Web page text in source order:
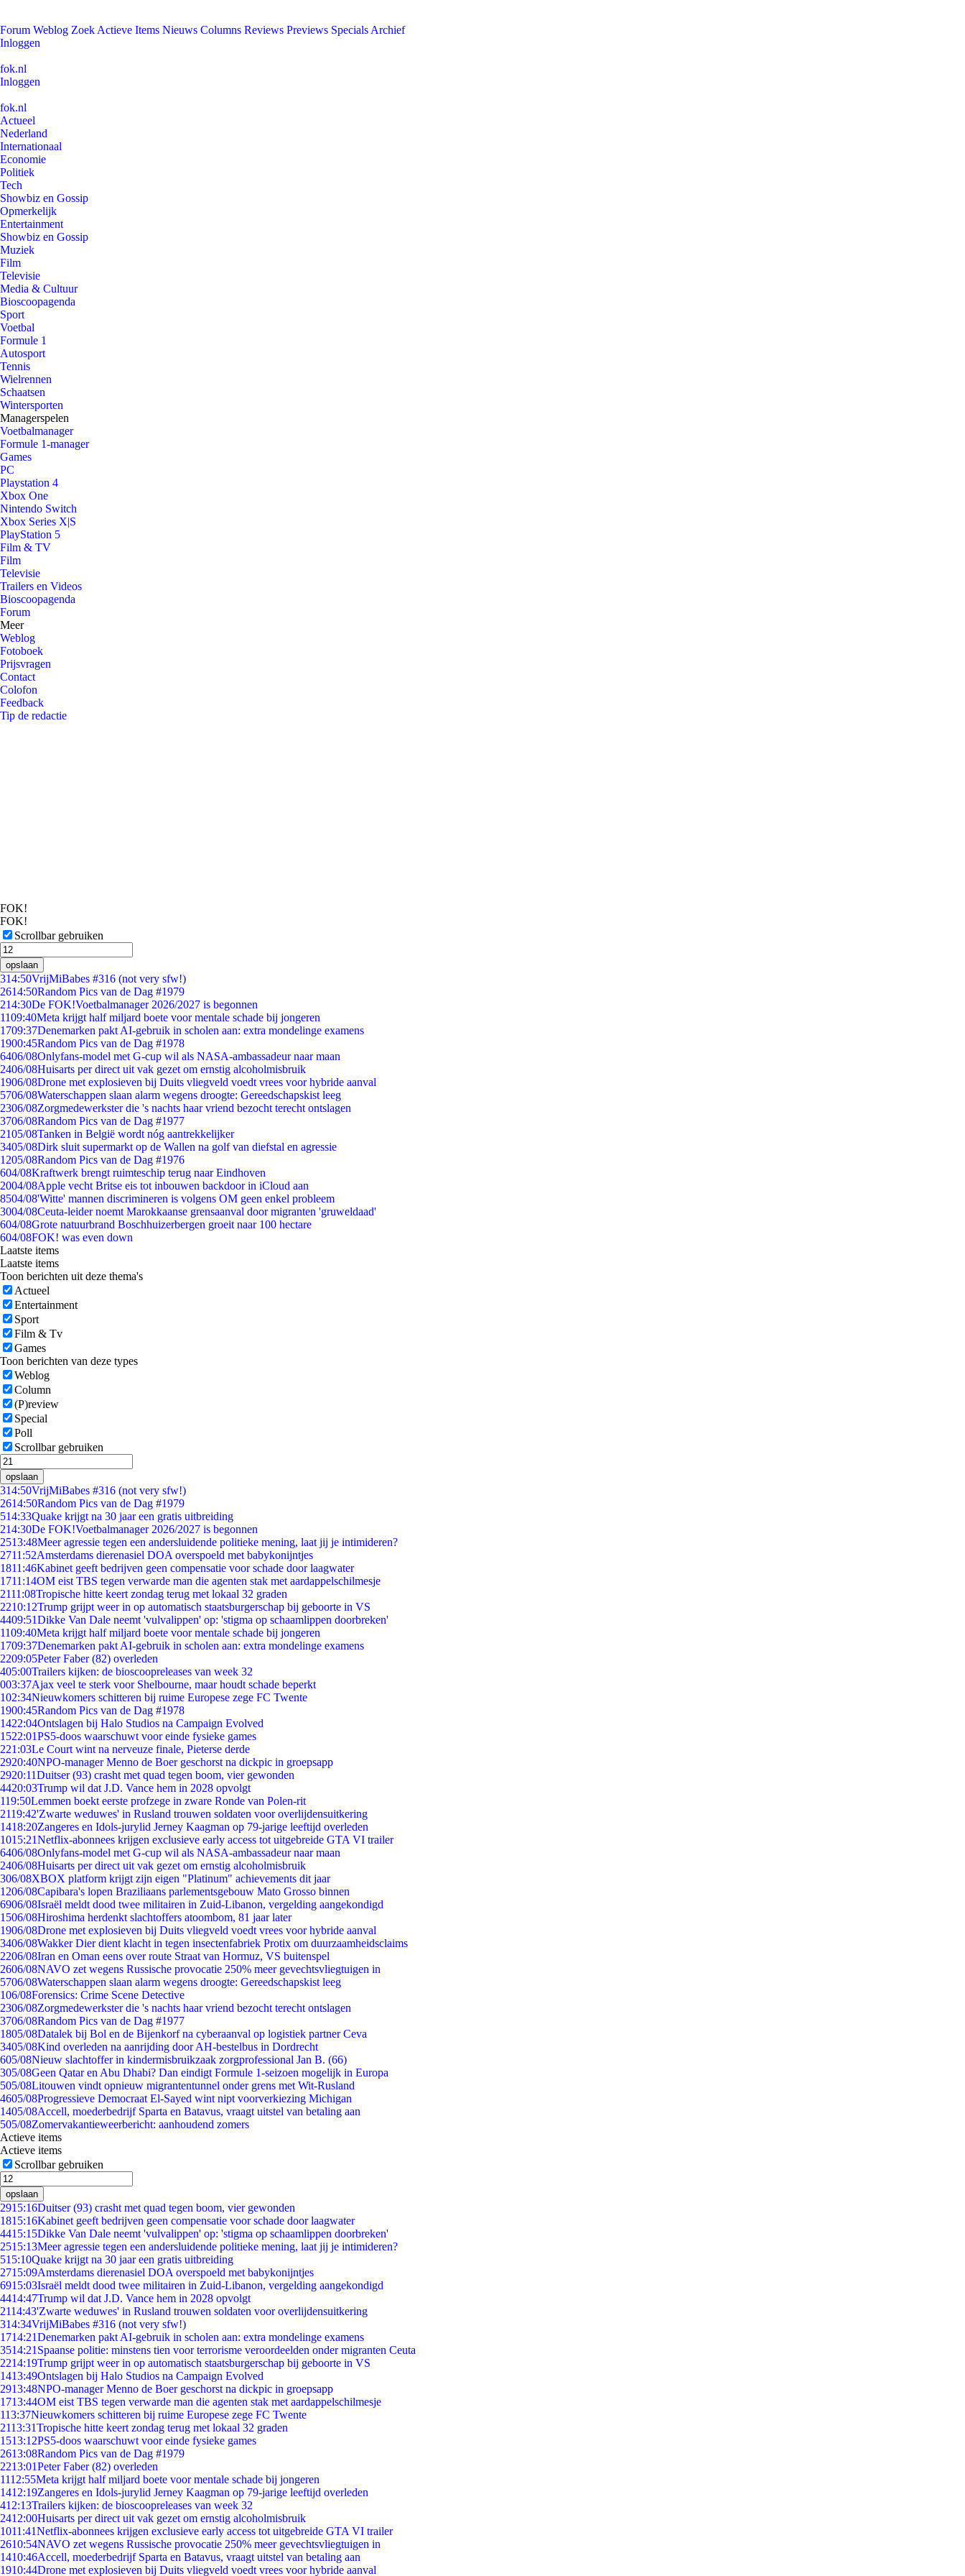
Forum Weblog Zoek Actieve Items Nieuws Columns Reviews Previews Specials Archief
Inloggen
fok.nl
Inloggen
fok.nl
Actueel
Nederland
Internationaal
Economie
Politiek
Tech
Showbiz en Gossip
Opmerkelijk
Entertainment
Showbiz en Gossip
Muziek
Film
Televisie
Media & Cultuur
Bioscoopagenda
Sport
Voetbal
Formule 1
Autosport
Tennis
Wielrennen
Schaatsen
Wintersporten
Managerspelen
Voetbalmanager
Formule 1-manager
Games
PC
Playstation 4
Xbox One
Nintendo Switch
Xbox Series X|S
PlayStation 5
Film & TV
Film
Televisie
Trailers en Videos
Bioscoopagenda
Forum
Meer
Weblog
Fotoboek
Prijsvragen
Contact
Colofon
Feedback
Tip de redactie
FOK!
FOK!
Scrollbar gebruiken
opslaan
314:50VrijMiBabes #316 (not very sfw!)
2614:50Random Pics van de Dag #1979
214:30De FOK!Voetbalmanager 2026/2027 is begonnen
1109:40Meta krijgt half miljard boete voor mentale schade bij jongeren
1709:37Denemarken pakt AI-gebruik in scholen aan: extra mondelinge examens
1900:45Random Pics van de Dag #1978
6406/08Onlyfans-model met G-cup wil als NASA-ambassadeur naar maan
2406/08Huisarts per direct uit vak gezet om ernstig alcoholmisbruik
1906/08Drone met explosieven bij Duits vliegveld voedt vrees voor hybride aanval
5706/08Waterschappen slaan alarm wegens droogte: Gereedschapskist leeg
2306/08Zorgmedewerkster die 's nachts haar vriend bezocht terecht ontslagen
3706/08Random Pics van de Dag #1977
2105/08Tanken in België wordt nóg aantrekkelijker
3405/08Dirk sluit supermarkt op de Wallen na golf van diefstal en agressie
1205/08Random Pics van de Dag #1976
604/08Kraftwerk brengt ruimteschip terug naar Eindhoven
2004/08Apple vecht Britse eis tot inbouwen backdoor in iCloud aan
8504/08'Witte' mannen discrimineren is volgens OM geen enkel probleem
3004/08Ceuta-leider noemt Marokkaanse grensaanval door migranten 'gruweldaad'
604/08Grote natuurbrand Boschhuizerbergen groeit naar 100 hectare
604/08FOK! was even down
Laatste items
Laatste items
Toon berichten uit deze thema's
Actueel
Entertainment
Sport
Film & Tv
Games
Toon berichten van deze types
Weblog
Column
(P)review
Special
Poll
Scrollbar gebruiken
opslaan
314:50VrijMiBabes #316 (not very sfw!)
2614:50Random Pics van de Dag #1979
514:33Quake krijgt na 30 jaar een gratis uitbreiding
214:30De FOK!Voetbalmanager 2026/2027 is begonnen
2513:48Meer agressie tegen een andersluidende politieke mening, laat jij je intimideren?
2711:52Amsterdams dierenasiel DOA overspoeld met babykonijntjes
1811:46Kabinet geeft bedrijven geen compensatie voor schade door laagwater
1711:14OM eist TBS tegen verwarde man die agenten stak met aardappelschilmesje
2111:08Tropische hitte keert zondag terug met lokaal 32 graden
2210:12Trump grijpt weer in op automatisch staatsburgerschap bij geboorte in VS
4409:51Dikke Van Dale neemt 'vulvalippen' op: 'stigma op schaamlippen doorbreken'
1109:40Meta krijgt half miljard boete voor mentale schade bij jongeren
1709:37Denemarken pakt AI-gebruik in scholen aan: extra mondelinge examens
2209:05Peter Faber (82) overleden
405:00Trailers kijken: de bioscoopreleases van week 32
003:37Ajax veel te sterk voor Shelbourne, maar houdt schade beperkt
102:34Nieuwkomers schitteren bij ruime Europese zege FC Twente
1900:45Random Pics van de Dag #1978
1422:04Ontslagen bij Halo Studios na Campaign Evolved
1522:01PS5-doos waarschuwt voor einde fysieke games
221:03Le Court wint na nerveuze finale, Pieterse derde
2920:40NPO-manager Menno de Boer geschorst na dickpic in groepsapp
2920:11Duitser (93) crasht met quad tegen boom, vier gewonden
4420:03Trump wil dat J.D. Vance hem in 2028 opvolgt
119:50Lemmen boekt eerste profzege in zware Ronde van Polen-rit
2119:42'Zwarte weduwes' in Rusland trouwen soldaten voor overlijdensuitkering
1418:20Zangeres en Idols-jurylid Jerney Kaagman op 79-jarige leeftijd overleden
1015:21Netflix-abonnees krijgen exclusieve early access tot uitgebreide GTA VI trailer
6406/08Onlyfans-model met G-cup wil als NASA-ambassadeur naar maan
2406/08Huisarts per direct uit vak gezet om ernstig alcoholmisbruik
306/08XBOX platform krijgt zijn eigen "Platinum" achievements dit jaar
1206/08Capibara's lopen Braziliaans parlementsgebouw Mato Grosso binnen
6906/08Israël meldt dood twee militairen in Zuid-Libanon, vergelding aangekondigd
1506/08Hiroshima herdenkt slachtoffers atoombom, 81 jaar later
1906/08Drone met explosieven bij Duits vliegveld voedt vrees voor hybride aanval
3406/08Wakker Dier dient klacht in tegen insectenfabriek Protix om duurzaamheidsclaims
2206/08Iran en Oman eens over route Straat van Hormuz, VS buitenspel
2606/08NAVO zet wegens Russische provocatie 250% meer gevechtsvliegtuigen in
5706/08Waterschappen slaan alarm wegens droogte: Gereedschapskist leeg
106/08Forensics: Crime Scene Detective
2306/08Zorgmedewerkster die 's nachts haar vriend bezocht terecht ontslagen
3706/08Random Pics van de Dag #1977
1805/08Datalek bij Bol en de Bijenkorf na cyberaanval op logistiek partner Ceva
3405/08Kind overleden na aanrijding door AH-bestelbus in Dordrecht
605/08Nieuw slachtoffer in kindermisbruikzaak zorgprofessional Jan B. (66)
305/08Geen Qatar en Abu Dhabi? Dan eindigt Formule 1-seizoen mogelijk in Europa
505/08Litouwen vindt opnieuw migrantentunnel onder grens met Wit-Rusland
4605/08Progressieve Democraat El-Sayed wint nipt voorverkiezing Michigan
1405/08Accell, moederbedrijf Sparta en Batavus, vraagt uitstel van betaling aan
505/08Zomervakantieweerbericht: aanhoudend zomers
Actieve items
Actieve items
Scrollbar gebruiken
opslaan
2915:16Duitser (93) crasht met quad tegen boom, vier gewonden
1815:16Kabinet geeft bedrijven geen compensatie voor schade door laagwater
4415:15Dikke Van Dale neemt 'vulvalippen' op: 'stigma op schaamlippen doorbreken'
2515:13Meer agressie tegen een andersluidende politieke mening, laat jij je intimideren?
515:10Quake krijgt na 30 jaar een gratis uitbreiding
2715:09Amsterdams dierenasiel DOA overspoeld met babykonijntjes
6915:03Israël meldt dood twee militairen in Zuid-Libanon, vergelding aangekondigd
4414:47Trump wil dat J.D. Vance hem in 2028 opvolgt
2114:43'Zwarte weduwes' in Rusland trouwen soldaten voor overlijdensuitkering
314:34VrijMiBabes #316 (not very sfw!)
1714:21Denemarken pakt AI-gebruik in scholen aan: extra mondelinge examens
3514:21 Spaanse politie: minstens tien voor terrorisme veroordeelden onder migranten Ceuta
2214:19Trump grijpt weer in op automatisch staatsburgerschap bij geboorte in VS
1413:49Ontslagen bij Halo Studios na Campaign Evolved
2913:48NPO-manager Menno de Boer geschorst na dickpic in groepsapp
1713:44OM eist TBS tegen verwarde man die agenten stak met aardappelschilmesje
113:37Nieuwkomers schitteren bij ruime Europese zege FC Twente
2113:31Tropische hitte keert zondag terug met lokaal 32 graden
1513:12PS5-doos waarschuwt voor einde fysieke games
2613:08Random Pics van de Dag #1979
2213:01Peter Faber (82) overleden
1112:55Meta krijgt half miljard boete voor mentale schade bij jongeren
1412:19Zangeres en Idols-jurylid Jerney Kaagman op 79-jarige leeftijd overleden
412:13Trailers kijken: de bioscoopreleases van week 32
2412:00Huisarts per direct uit vak gezet om ernstig alcoholmisbruik
1011:41Netflix-abonnees krijgen exclusieve early access tot uitgebreide GTA VI trailer
2610:54NAVO zet wegens Russische provocatie 250% meer gevechtsvliegtuigen in
1410:46Accell, moederbedrijf Sparta en Batavus, vraagt uitstel van betaling aan
1910:44Drone met explosieven bij Duits vliegveld voedt vrees voor hybride aanval